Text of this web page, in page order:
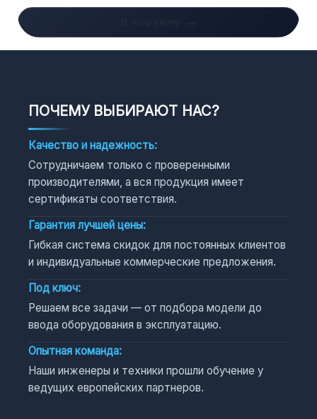
ПОЧЕМУ ВЫБИРАЮТ НАС?
Качество и надежность:
Сотрудничаем только с проверенными
производителями, а вся продукция имеет
сертификаты соответствия.
Гарантия лучшей цены:
Гибкая система скидок для постоянных клиентов
и индивидуальные коммерческие предложения.
Под ключ:
Решаем все задачи — от подбора модели до
ввода оборудования в эксплуатацию.
Опытная команда:
Наши инженеры и техники прошли обучение у
ведущих европейских партнеров.